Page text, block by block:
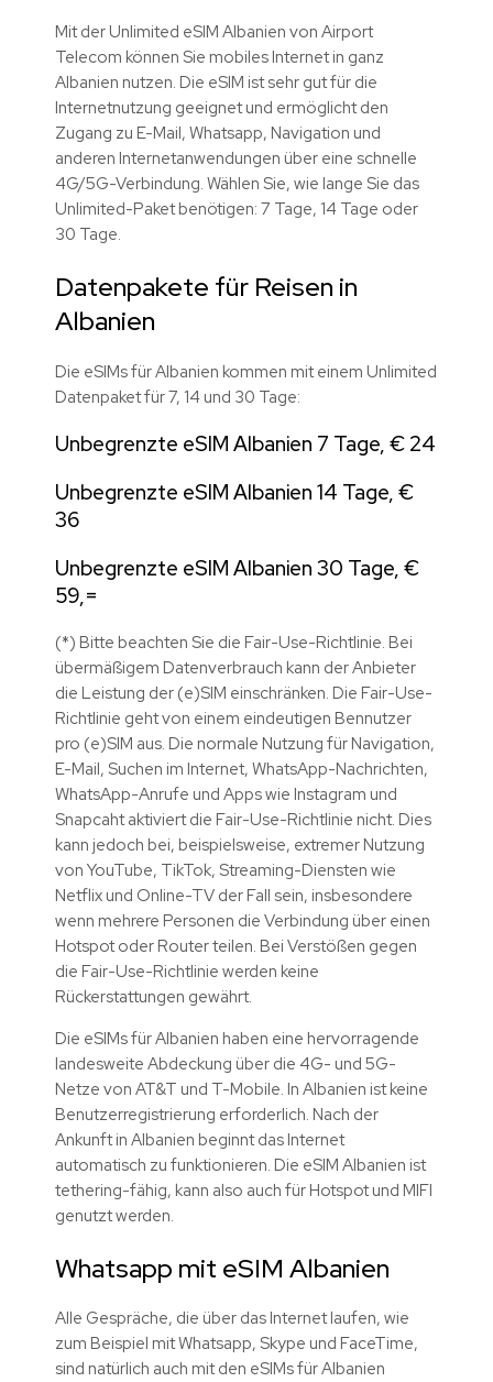
Mit der Unlimited eSIM Albanien von Airport
Telecom können Sie mobiles Internet in ganz
Albanien nutzen. Die eSIM ist sehr gut für die
Internetnutzung geeignet und ermöglicht den
Zugang zu E-Mail, Whatsapp, Navigation und
anderen Internetanwendungen über eine schnelle
4G/5G-Verbindung. Wählen Sie, wie lange Sie das
Unlimited-Paket benötigen: 7 Tage, 14 Tage oder
30 Tage.
Datenpakete für Reisen in
Albanien
Die eSIMs für Albanien kommen mit einem Unlimited
Datenpaket für 7, 14 und 30 Tage:
Unbegrenzte eSIM Albanien 7 Tage, € 24
Unbegrenzte eSIM Albanien 14 Tage, €
36
Unbegrenzte eSIM Albanien 30 Tage, €
59,=
(*) Bitte beachten Sie die Fair-Use-Richtlinie. Bei
übermäßigem Datenverbrauch kann der Anbieter
die Leistung der (e)SIM einschränken. Die Fair-Use-
Richtlinie geht von einem eindeutigen Bennutzer
pro (e)SIM aus. Die normale Nutzung für Navigation,
E-Mail, Suchen im Internet, WhatsApp-Nachrichten,
WhatsApp-Anrufe und Apps wie Instagram und
Snapcaht aktiviert die Fair-Use-Richtlinie nicht. Dies
kann jedoch bei, beispielsweise, extremer Nutzung
von YouTube, TikTok, Streaming-Diensten wie
Netflix und Online-TV der Fall sein, insbesondere
wenn mehrere Personen die Verbindung über einen
Hotspot oder Router teilen. Bei Verstößen gegen
die Fair-Use-Richtlinie werden keine
Rückerstattungen gewährt.
Die eSIMs für Albanien haben eine hervorragende
landesweite Abdeckung über die 4G- und 5G-
Netze von AT&T und T-Mobile. In Albanien ist keine
Benutzerregistrierung erforderlich. Nach der
Ankunft in Albanien beginnt das Internet
automatisch zu funktionieren. Die eSIM Albanien ist
tethering-fähig, kann also auch für Hotspot und MIFI
genutzt werden.
Whatsapp mit eSIM Albanien
Alle Gespräche, die über das Internet laufen, wie
zum Beispiel mit Whatsapp, Skype und FaceTime,
sind natürlich auch mit den eSIMs für Albanien